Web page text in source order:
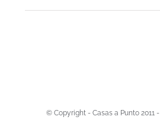
© Copyright - Casas a Punto 2011 -